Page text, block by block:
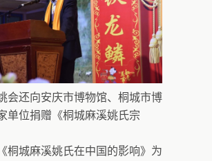
会还向安庆市博物馆、桐城市博
单位捐赠《桐城麻溪姚氏宗
桐城麻溪姚氏在中国的影响》为